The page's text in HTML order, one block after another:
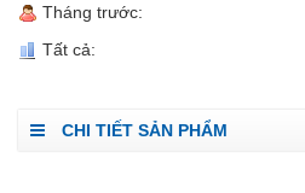
Tháng trước:
Tất cả:
CHI TIẾT SẢN PHẨM